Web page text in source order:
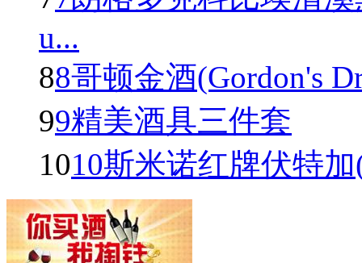
u...
88哥顿金酒(Gordon's
99精美酒具三件套
1010斯米诺红牌伏特